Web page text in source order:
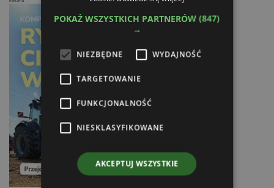
POKAŻ WSZYSTKICH PARTNERÓW(847)
→
NIEZBĘDNE WYDAJNOŚĆ
TARGETOWANIE
FUNKCJONALNOŚĆ
NIESKLASYFIKOWANE
AKCEPTUJ WSZYSTKIE